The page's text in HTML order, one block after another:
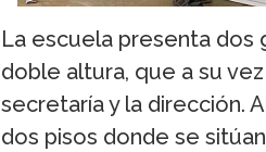
La escuela presenta dos
doble altura, que a su
secretaría y la dirección.
dos pisos donde se